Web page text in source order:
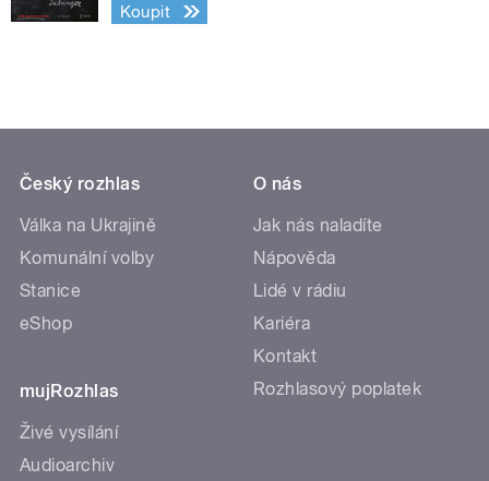
Koupit
Český rozhlas
Válka na Ukrajině
Komunální volby
Stanice
eShop
mujRozhlas
Živé vysílání
Audioarchiv
O nás
Jak nás naladíte
Nápověda
Lidé v rádiu
Kariéra
Kontakt
Rozhlasový poplatek